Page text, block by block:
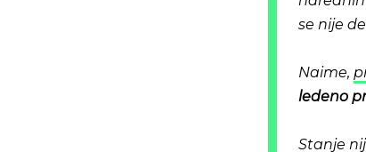
se nije
Naime,
ledeno
Stanje